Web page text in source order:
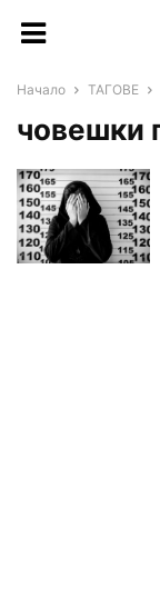
Начало ТАГОВЕ
човешки